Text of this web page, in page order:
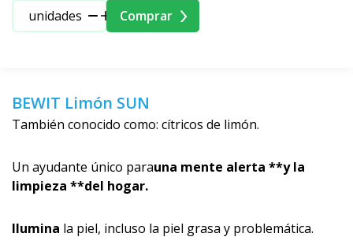
unidades
Comprar
BEWIT Limón SUN
También conocido como: cítricos de limón.
Un ayudante único parauna mente alerta **y la
limpieza **del hogar.
Ilumina la piel, incluso la piel grasa y problemática.